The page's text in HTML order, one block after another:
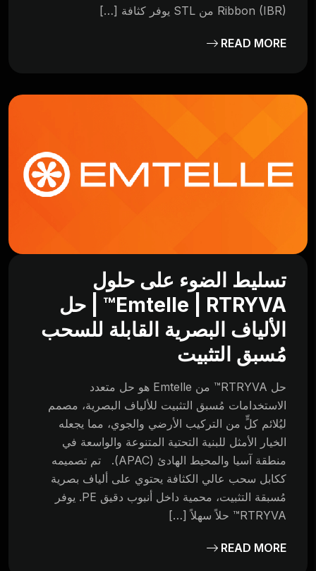
Ribbon (IBR) من STL يوفر كثافة […]
READ MORE
تسليط الضوء على حلول
Emtelle | RTRYVA™ | حل
الألياف البصرية القابلة للسحب
مُسبق التثبيت
حل RTRYVA™ من Emtelle هو حل متعدد
الاستخدامات مُسبق التثبيت للألياف البصرية، مصمم
ليُلائم كلٍّ من التركيب الأرضي والجوي، مما يجعله
الخيار الأمثل للبنية التحتية المتنوعة والواسعة في
منطقة آسيا والمحيط الهادئ (APAC). تم تصميمه
ككابل سحب عالي الكثافة يحتوي على ألياف بصرية
مُسبقة التثبيت، محمية داخل أنبوب دقيق PE. يوفر
RTRYVA™ حلاً سهلاً […]
READ MORE